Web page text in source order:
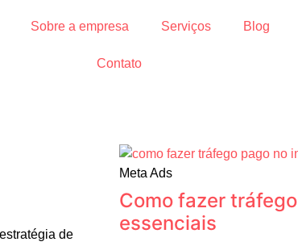
Sobre a empresa Serviços Blog
Contato
de
Meta Ads
Como fazer
essenciais